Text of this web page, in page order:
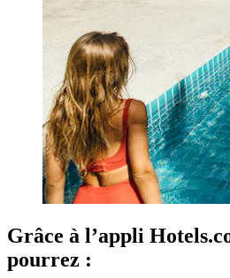
Grâce à l’appli
pourrez :